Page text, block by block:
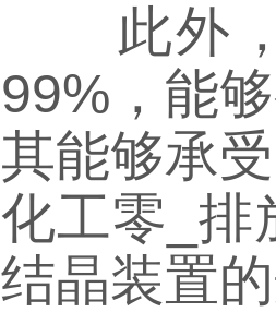
此外，
99%，能
其能够承
化工零_排
结晶装置